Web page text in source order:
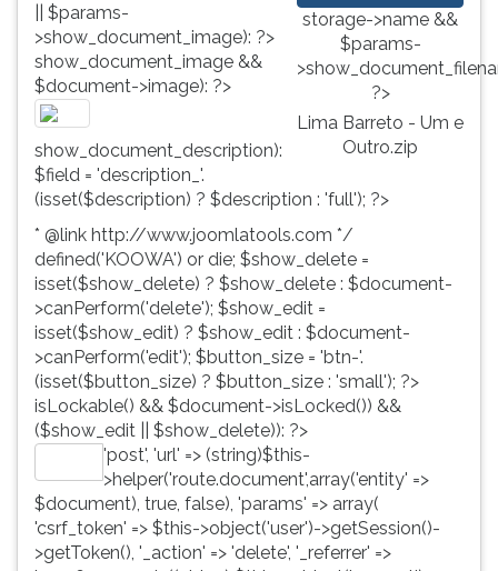
storage->name &&
$params-
?>
Lima Barreto - Um e
Outro.zip
|| $params-
>show_document_image): ?>
show_document_image &&
$document->image): ?>
show_document_description):
$field = 'description_'.
(isset($description) ? $description : 'full'); ?>
* @link http://www.joomlatools.com */
defined('KOOWA') or die; $show_delete =
isset($show_delete) ? $show_delete : $document-
>canPerform('delete'); $show_edit =
isset($show_edit) ? $show_edit : $document-
>canPerform('edit'); $button_size = 'btn-'.
(isset($button_size) ? $button_size : 'small'); ?>
isLockable() && $document->isLocked()) &&
($show_edit || $show_delete)): ?>
'post', 'url' => (string)$this-
>helper('route.document',array('entity' =>
$document), true, false), 'params' => array(
'csrf_token' => $this->object('user')->getSession()-
>getToken(), '_action' => 'delete', '_referrer' =>